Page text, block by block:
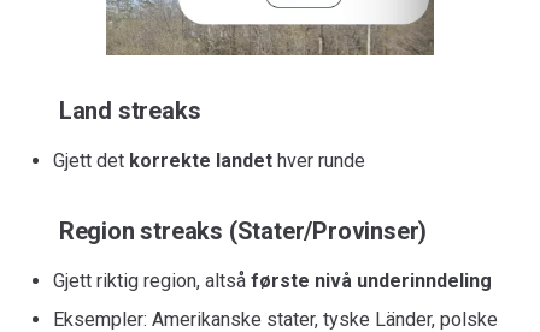
Land streaks
Gjett det korrekte landet hver runde
Region streaks (Stater/Provinser)
Gjett riktig region, altså første nivå underinndeling
Eksempler: Amerikanske stater, tyske Länder, polske